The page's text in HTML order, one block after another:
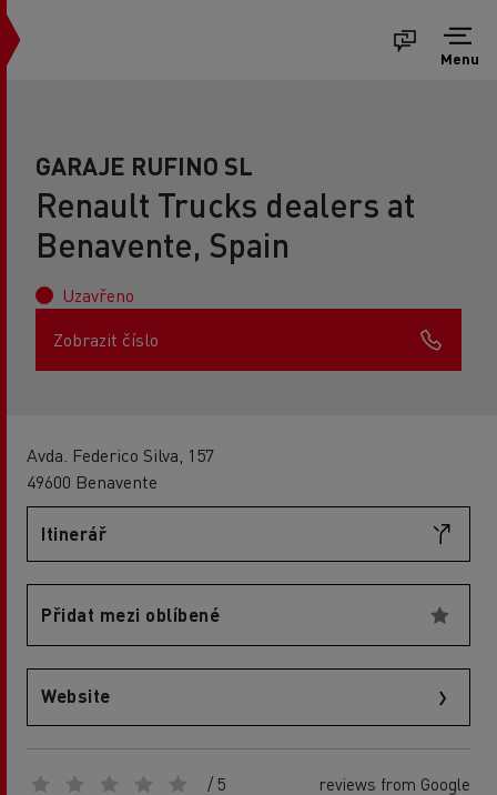
Menu
GARAJE RUFINO SL
Renault Trucks dealers at
Benavente, Spain
Uzavřeno
Zobrazit číslo
Avda. Federico Silva, 157
49600 Benavente
Itinerář
Přidat mezi oblíbené
Website
/ 5 reviews from Google